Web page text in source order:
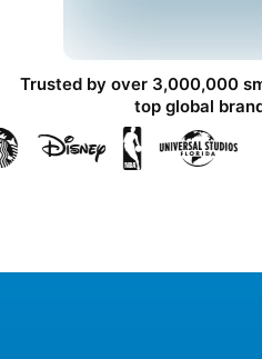
Trusted by over 3,000,000
top global